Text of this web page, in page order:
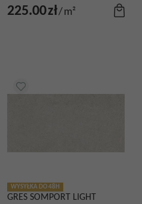
225.00zł/m²
WYSYŁKA DO 48H
GRES SOMPORT LIGHT